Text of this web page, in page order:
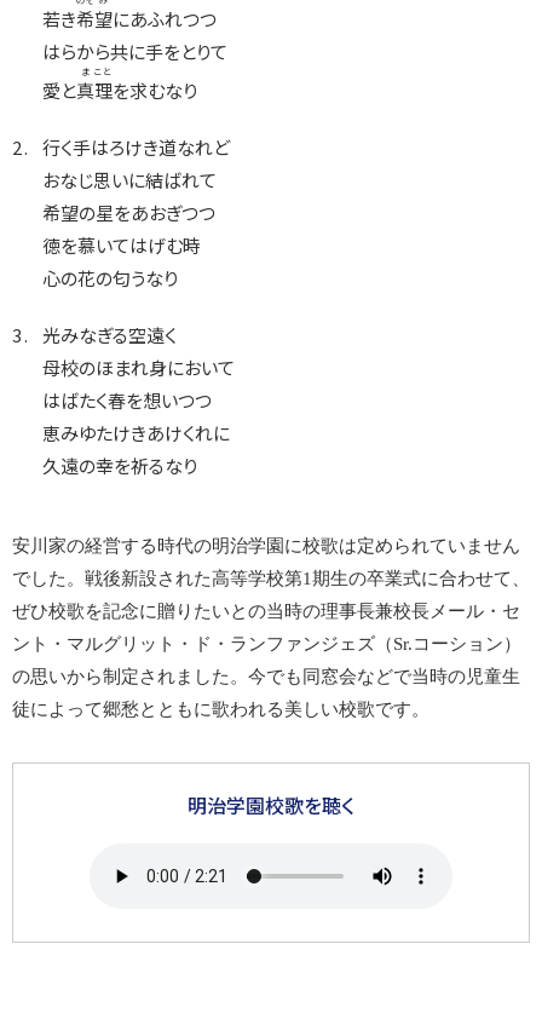
若き希望にあふれつつ
はらから共に手をとりて
愛と真
ま
理
こと
を求むなり
行く手はろけき道なれど
おなじ思いに結ばれて
希望の星をあおぎつつ
徳を慕いてはげむ時
心の花の匂うなり
光みなぎる空遠く
母校のほまれ身において
はばたく春を想いつつ
恵みゆたけきあけくれに
久遠の幸を祈るなり
安川家の経営する時代の明治学園に校歌は定められていません
でした。戦後新設された高等学校第1期生の卒業式に合わせて、
ぜひ校歌を記念に贈りたいとの当時の理事長兼校長メール・セ
ント・マルグリット・ド・ランファンジェズ（Sr.コーション）
の思いから制定されました。今でも同窓会などで当時の児童生
徒によって郷愁とともに歌われる美しい校歌です。
明治学園校歌を聴く